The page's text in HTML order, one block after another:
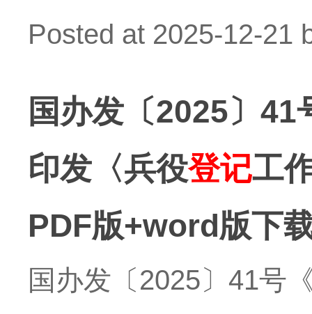
Posted at 2025-12-21
国办发〔2025〕
印发〈兵役登记工
PDF版+word版下
国办发〔2025〕41号